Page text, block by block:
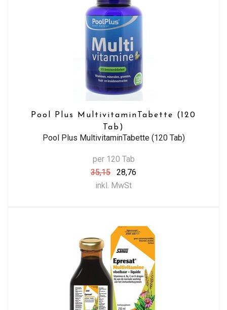
Pool Plus MultivitaminTabette (120
Tab)
Pool Plus MultivitaminTabette (120 Tab)
per 120 Tab
35,15
28,76
inkl. MwSt